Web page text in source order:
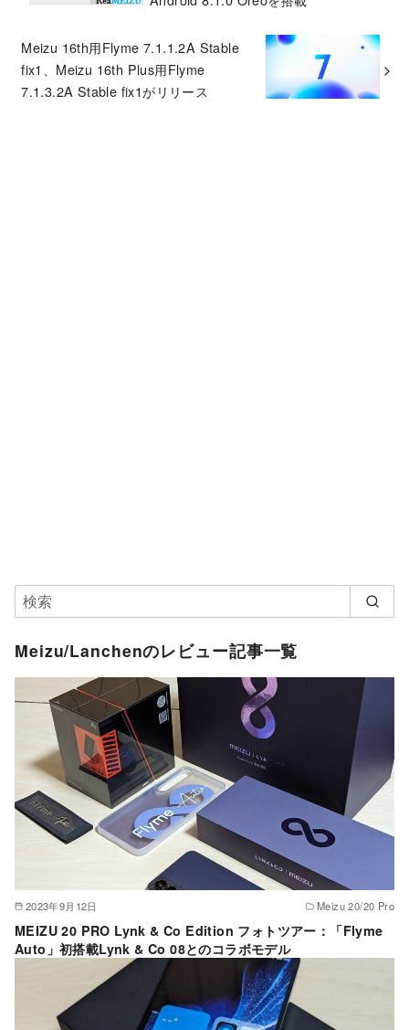
Meizu 16th用Flyme 7.1.1.2A Stable
fix1、Meizu 16th Plus用Flyme
7.1.3.2A Stable fix1がリリース
Meizu/Lanchenのレビュー記事一覧
2023年9月12日 Meizu 20/20 Pro
MEIZU 20 PRO Lynk & Co Edition フォトツアー：「Flyme
Auto」初搭載Lynk & Co 08とのコラボモデル